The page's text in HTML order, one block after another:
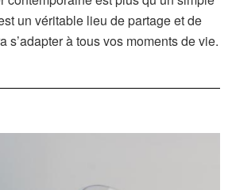
un véritable lieu de partage et de
s’adapter à tous vos moments de vie.